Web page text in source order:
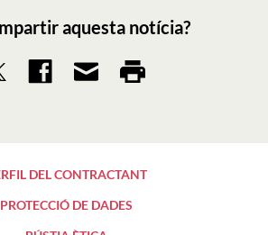
aquesta notícia?
DEL CONTRACTANT
PROTECCIÓ DE DADES